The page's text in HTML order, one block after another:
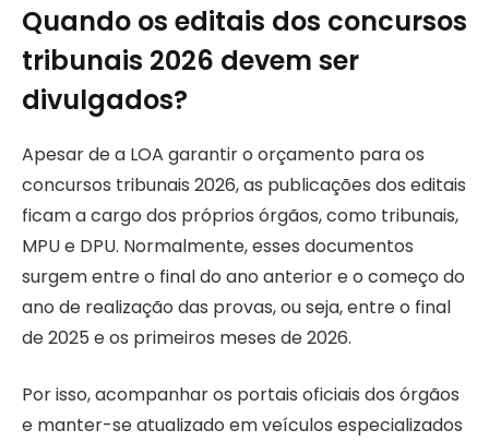
Quando os editais dos concursos
tribunais 2026 devem ser
divulgados?
Apesar de a LOA garantir o orçamento para os
concursos tribunais 2026, as publicações dos editais
ficam a cargo dos próprios órgãos, como tribunais,
MPU e DPU. Normalmente, esses documentos
surgem entre o final do ano anterior e o começo do
ano de realização das provas, ou seja, entre o final
de 2025 e os primeiros meses de 2026.
Por isso, acompanhar os portais oficiais dos órgãos
e manter-se atualizado em veículos especializados